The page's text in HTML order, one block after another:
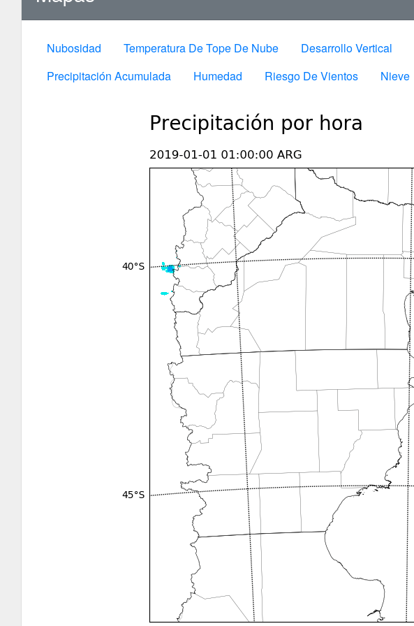
Nubosidad Temperatura De Tope De Nube Desarrollo Vertical
Precipitación Acumulada
Humedad Riesgo De Vientos Nieve